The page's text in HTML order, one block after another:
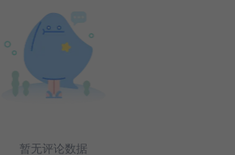
暂无评论数据